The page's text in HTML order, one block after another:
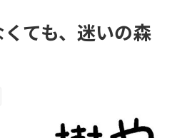
ても、迷いの森